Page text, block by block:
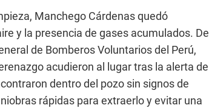
Manchego Cárdenas quedó
y la presencia de gases acumulados. De
de Bomberos Voluntarios del Perú,
acudieron al lugar tras la alerta de
dentro del pozo sin signos de
rápidas para extraerlo y evitar una